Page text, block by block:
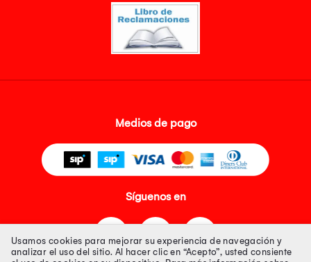
Medios de pago
Síguenos en
Usamos cookies para mejorar su experiencia de navegación y
analizar el uso del sitio. Al hacer clic en “Acepto”, usted consiente